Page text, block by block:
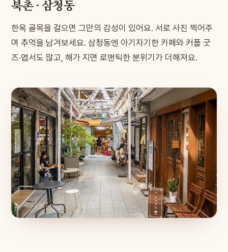
북촌 · 삼청동
한옥 골목을 걸으면 그만의 감성이 있어요. 서로 사진 찍어주
며 추억을 남겨보세요. 삼청동엔 아기자기한 카페와 커플 굿
즈·엽서도 많고, 해가 지면 로맨틱한 분위기가 더해져요.